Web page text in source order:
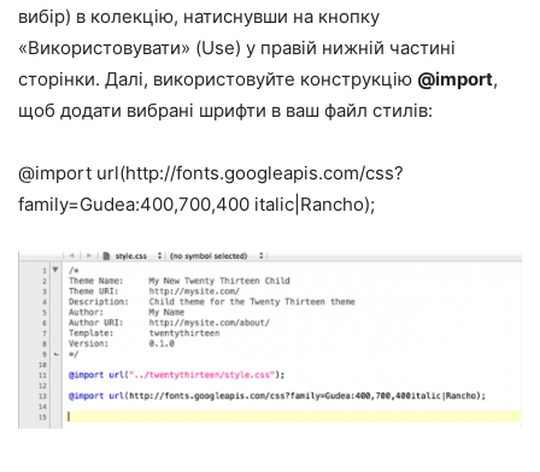
вибір) в колекцію, натиснувши на кнопку
«Використовувати» (Use) у правій нижній частині
сторінки. Далі, використовуйте конструкцію @import,
щоб додати вибрані шрифти в ваш файл стилів:
@import url(http://fonts.googleapis.com/css?
family=Gudea:400,700,400 italic|Rancho);